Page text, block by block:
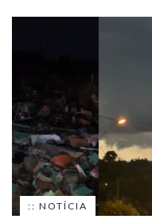
:: NOTÍCIA